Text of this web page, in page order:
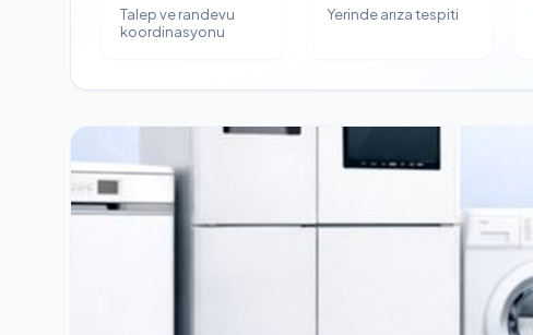
Talep ve randevu
koordinasyonu
Yerinde arıza tespiti